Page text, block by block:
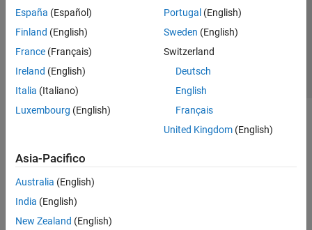
España (Español)
Finland (English)
France (Français)
Ireland (English)
Italia (Italiano)
Luxembourg (English)
Portugal (English)
Sweden (English)
Switzerland
Deutsch
English
Français
United Kingdom(English)
Asia-Pacifico
Australia (English)
India (English)
New Zealand (English)
© 1994-2026 The MathWorks, Inc.